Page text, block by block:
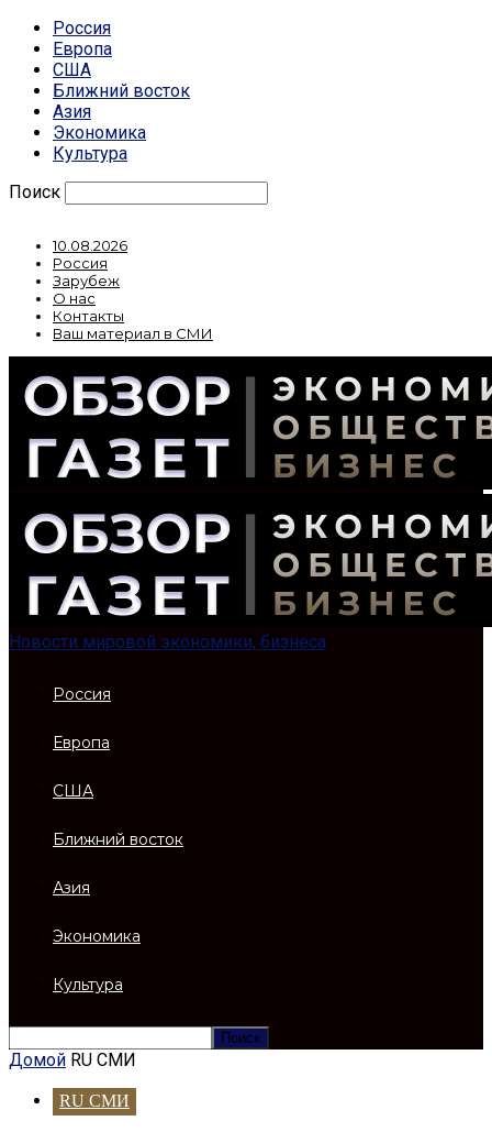
Россия
Европа
США
Ближний восток
Азия
Экономика
Культура
Поиск
10.08.2026
Россия
Зарубеж
О нас
Контакты
Ваш материал в СМИ
Новости мировой экономики, бизнеса
Россия
Европа
США
Ближний восток
Азия
Экономика
Культура
Домой RU СМИ
RU СМИ